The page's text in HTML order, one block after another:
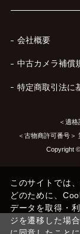
会社概要
中古カメラ補償
特定商取引法に
＜適
＜古物商許可番号＞
Copyright
このサイトでは
どのために、
データを取得・
ジを遷移した場